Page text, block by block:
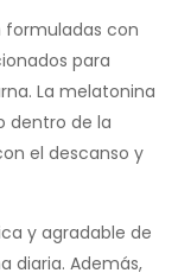
formuladas con
para
La melatonina
dentro de la
el descanso y
y agradable de
diaria. Además,